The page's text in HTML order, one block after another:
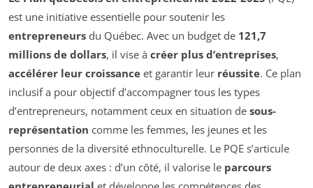
est une initiative essentielle pour soutenir les
entrepreneurs du Québec. Avec un budget de 121,7
millions de dollars, il vise à créer plus d’entreprises,
accélérer leur croissance et garantir leur réussite. Ce plan
inclusif a pour objectif d’accompagner tous les types
d’entrepreneurs, notamment ceux en situation de sous-
représentation comme les femmes, les jeunes et les
personnes de la diversité ethnoculturelle. Le PQE s’articule
autour de deux axes : d’un côté, il valorise le parcours